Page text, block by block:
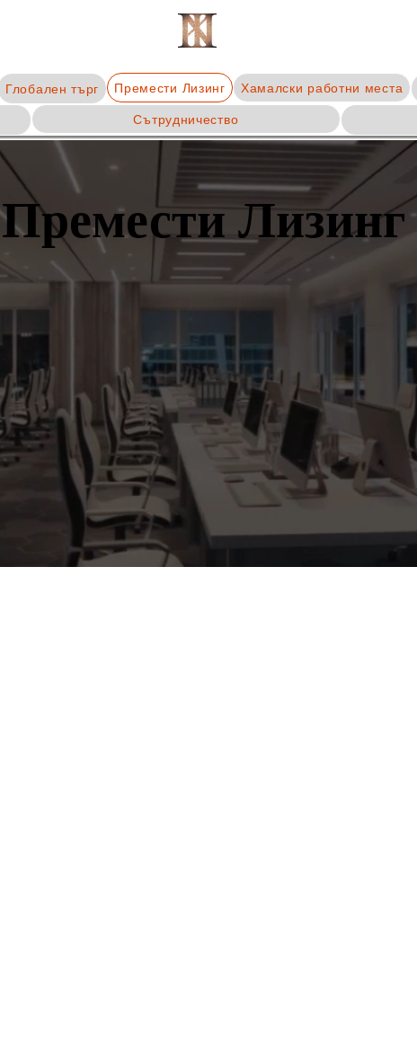
Глобален търг Премести Лизинг Хамалски работни места
Сътрудничество
Премести Лизинг